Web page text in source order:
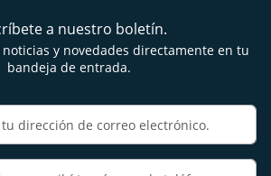
a nuestro boletín.
y novedades directamente en tu
bandeja de entrada.